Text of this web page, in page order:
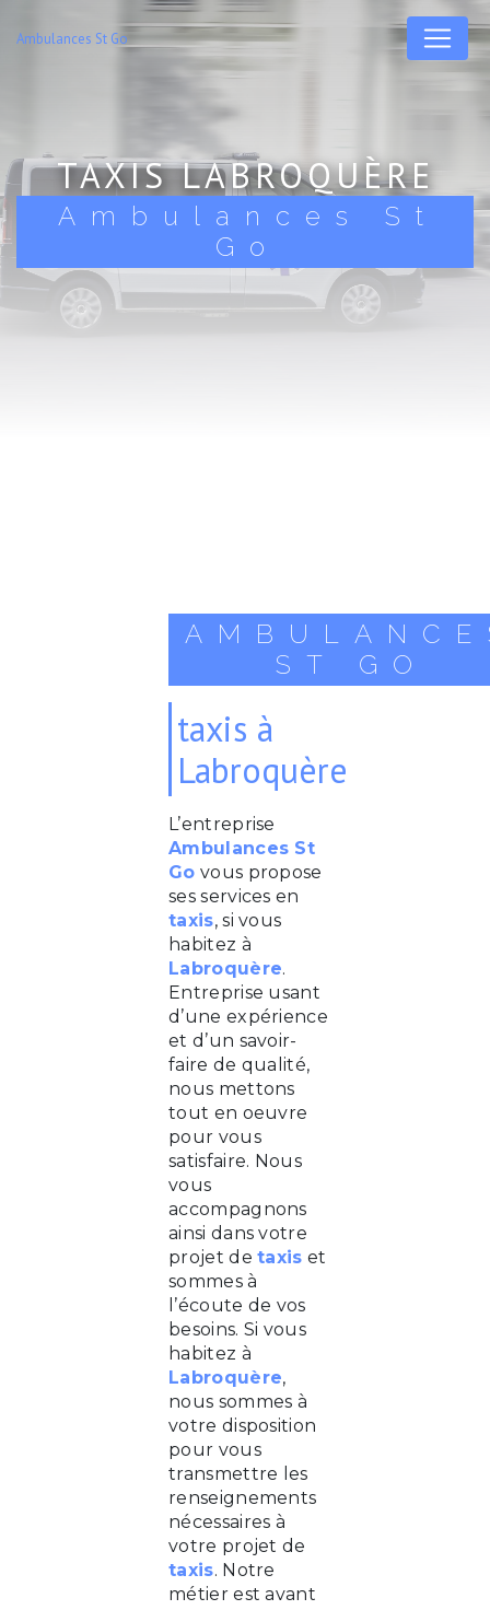
Ambulances St Go
TAXIS LABROQUÈRE
Ambulances St
Go
ST GO
taxis à
Labroquère
L’entreprise
Ambulances St
Go vous propose
ses services en
taxis, si vous
habitez à
Labroquère.
Entreprise usant
d’une expérience
et d’un savoir-
faire de qualité,
nous mettons
tout en oeuvre
pour vous
satisfaire. Nous
vous
accompagnons
ainsi dans votre
projet detaxis et
sommes à
l’écoute de vos
besoins. Si vous
habitez à
Labroquère,
nous sommes à
votre disposition
pour vous
transmettre les
renseignements
nécessaires à
votre projet de
taxis. Notre
métier est avant
Panneau de gestion des cookies